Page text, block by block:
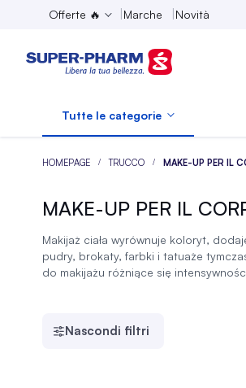
Offerte 🔥 Marche Novità
Tutte le categorie
HOMEPAGE TRUCCO MAKE-UP PER IL
MAKE-UP PER IL
Makijaż ciała wyrównuje koloryt,
pudry, brokaty, farbki i tatuaże
do makijażu różniące się
Nascondi filtri